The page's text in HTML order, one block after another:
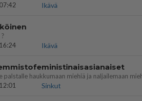
Ikävä
Ikävä
Sinkut